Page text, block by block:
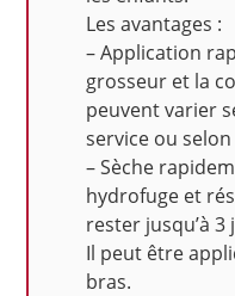
Les avantages :
– Application
grosseur et la
peuvent varier
service ou
– Sèche
hydrofuge et
rester jusqu’à 3
Il peut être
bras.